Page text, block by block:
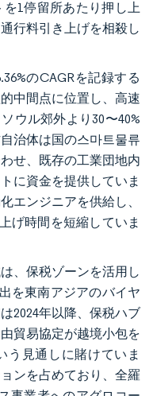
1停留所あたり押し上
行料引き上げを相殺し
のCAGRを記録する
中間点に位置し、高速
ウル郊外より30〜40%
治体は国の스마트물류
せ、既存の工業団地内
に資金を提供していま
エンジニアを供給し、
げ時間を短縮していま
、保税ゾーンを活用し
を東南アジアのバイヤ
2024年以降、保税ハブ
貿易協定が越境小包を
う見通しに賭けていま
ンを占めており、全羅